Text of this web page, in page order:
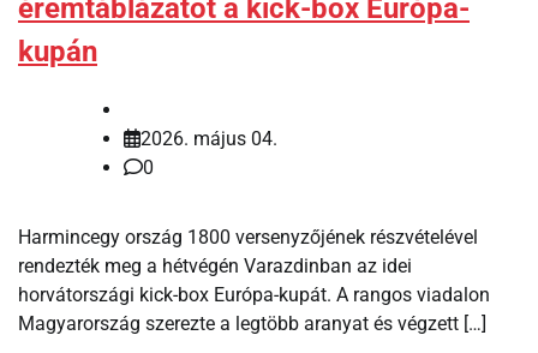
éremtáblázatot a kick-box Európa-
kupán
2026. május 04.
0
Harmincegy ország 1800 versenyzőjének részvételével
rendezték meg a hétvégén Varazdinban az idei
horvátországi kick-box Európa-kupát. A rangos viadalon
Magyarország szerezte a legtöbb aranyat és végzett […]